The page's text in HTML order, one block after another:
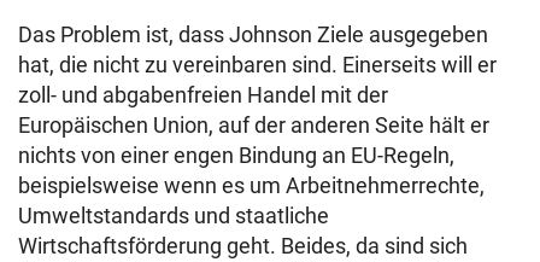
Das Problem ist, dass Johnson Ziele ausgegeben
hat, die nicht zu vereinbaren sind. Einerseits will er
zoll- und abgabenfreien Handel mit der
Europäischen Union, auf der anderen Seite hält er
nichts von einer engen Bindung an EU-Regeln,
beispielsweise wenn es um Arbeitnehmerrechte,
Umweltstandards und staatliche
Wirtschaftsförderung geht. Beides, da sind sich